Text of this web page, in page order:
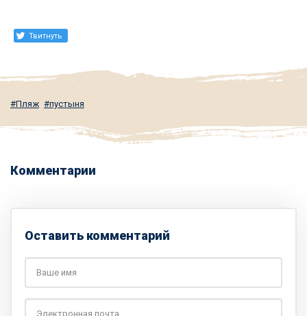
Твитнуть
Пляж пустыня
Комментарии
Оставить комментарий